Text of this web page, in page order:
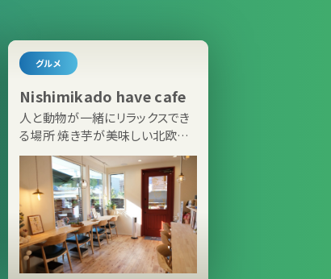
グルメ
Nishimikado have cafe
人と動物が一緒にリラックスでき
る場所 焼き芋が美味しい北欧風
カフェ（鎌倉駅）